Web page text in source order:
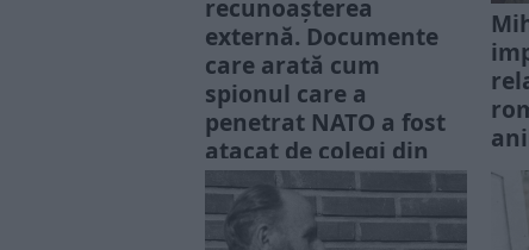
recunoaşterea
externă. Documente
care arată cum
spionul care a
penetrat NATO a fost
atacat de colegi din
Securitate
Evanghelistul Luca spunea că
„nici un proroc nu este bine
La